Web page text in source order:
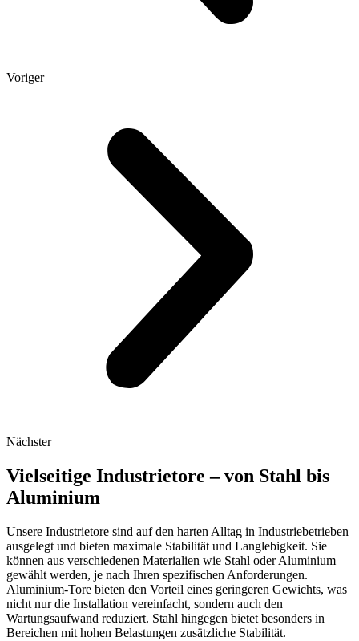
Voriger
Nächster
Vielseitige Industrietore – von Stahl bis
Aluminium
Unsere Industrietore sind auf den harten Alltag in Industriebetrieben
ausgelegt und bieten maximale Stabilität und Langlebigkeit. Sie
können aus verschiedenen Materialien wie Stahl oder Aluminium
gewählt werden, je nach Ihren spezifischen Anforderungen.
Aluminium-Tore bieten den Vorteil eines geringeren Gewichts, was
nicht nur die Installation vereinfacht, sondern auch den
Wartungsaufwand reduziert. Stahl hingegen bietet besonders in
Bereichen mit hohen Belastungen zusätzliche Stabilität.